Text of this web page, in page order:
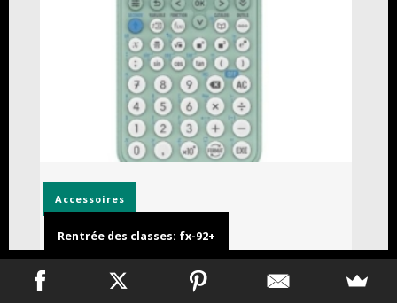
Accessoires
Rentrée des classes: fx-92+
31 juillet 2026